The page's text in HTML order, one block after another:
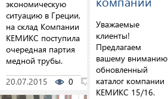
экономическую
ситуацию в Греции,
на склад Компании
КЕМИКС поступила
очередная партия
медной трубы.
20.07.2015
0 0
Уважаемые
клиенты!
Предлагаем
вашему вниманию
обновленный
каталог компании
КЕМИКС 15/16.